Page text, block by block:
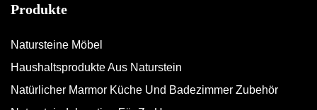
Produkte
Natursteine Möbel
Haushaltsprodukte Aus Naturstein
Natürlicher Marmor Küche Und Badezimmer Zubehör